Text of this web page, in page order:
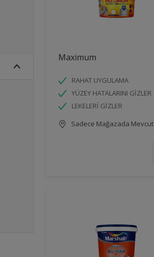
Maximum
RAHAT UYGULAMA
YÜZEY HATALARINI GİZLER
LEKELERİ GİZLER
Sadece Mağazada Mevcut